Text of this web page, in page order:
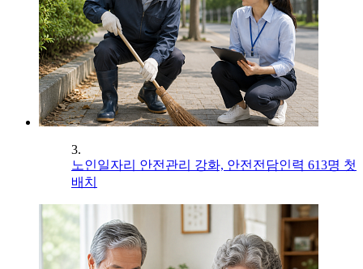
3.
노인일자리 안전관리 강화, 안전전담인력 613명 첫
배치